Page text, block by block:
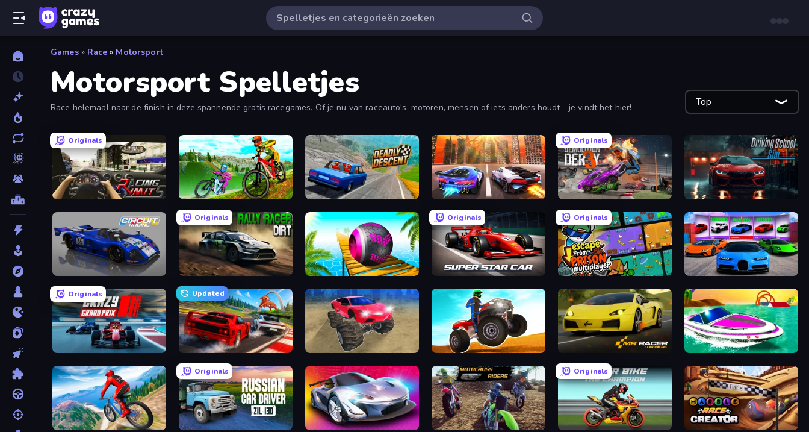
Games » Race » Motorsport
Motorsport Spelletjes
Race helemaal naar de finish in deze spannende gratis racegames. Of je nu van raceauto's, motoren, mensen of iets anders houdt - je vindt het hier! Top
Originals
Racing Limits MX Offroad Master Deadly Descent Night City Racing
Originals
Demolition Derby 3 Driving School Simulator
Circuit Racing
Originals
Rally Racer Dirt Rolling Balls Sea Race
Originals
Super Star Car
Originals
Escape From Prison Multiplayer Case Simulator: Cars
Originals
Crazy Grand Prix
Updated
Racing: Online! ATV Ultimate Offroad Mr. Racer - Car Racing Jet Boat Racing
Riders Downhill Racing
Originals
Russian Car Driver ZIL 130 Grand Cyber City MotoCross Riders
Originals
Super Bike The Champion Marble Race Creator